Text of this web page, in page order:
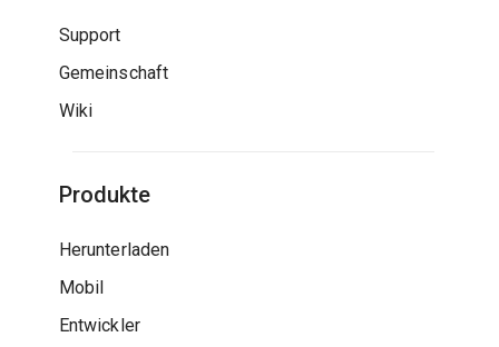
Support
Gemeinschaft
Wiki
Produkte
Herunterladen
Mobil
Entwickler